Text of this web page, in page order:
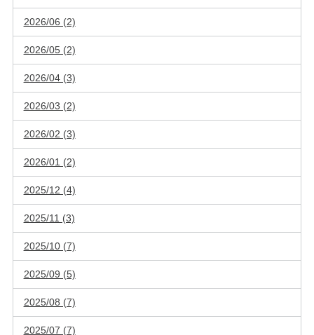
2026/06 (2)
2026/05 (2)
2026/04 (3)
2026/03 (2)
2026/02 (3)
2026/01 (2)
2025/12 (4)
2025/11 (3)
2025/10 (7)
2025/09 (5)
2025/08 (7)
2025/07 (7)